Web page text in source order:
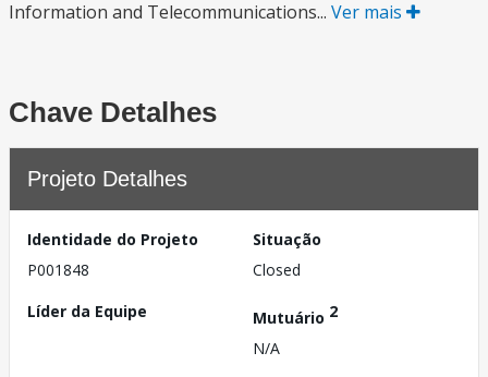
Information and Telecommunications... Ver mais
Chave Detalhes
Projeto Detalhes
Identidade do Projeto
P001848
Situação
Closed
Líder da Equipe
Mutuário 2
N/A